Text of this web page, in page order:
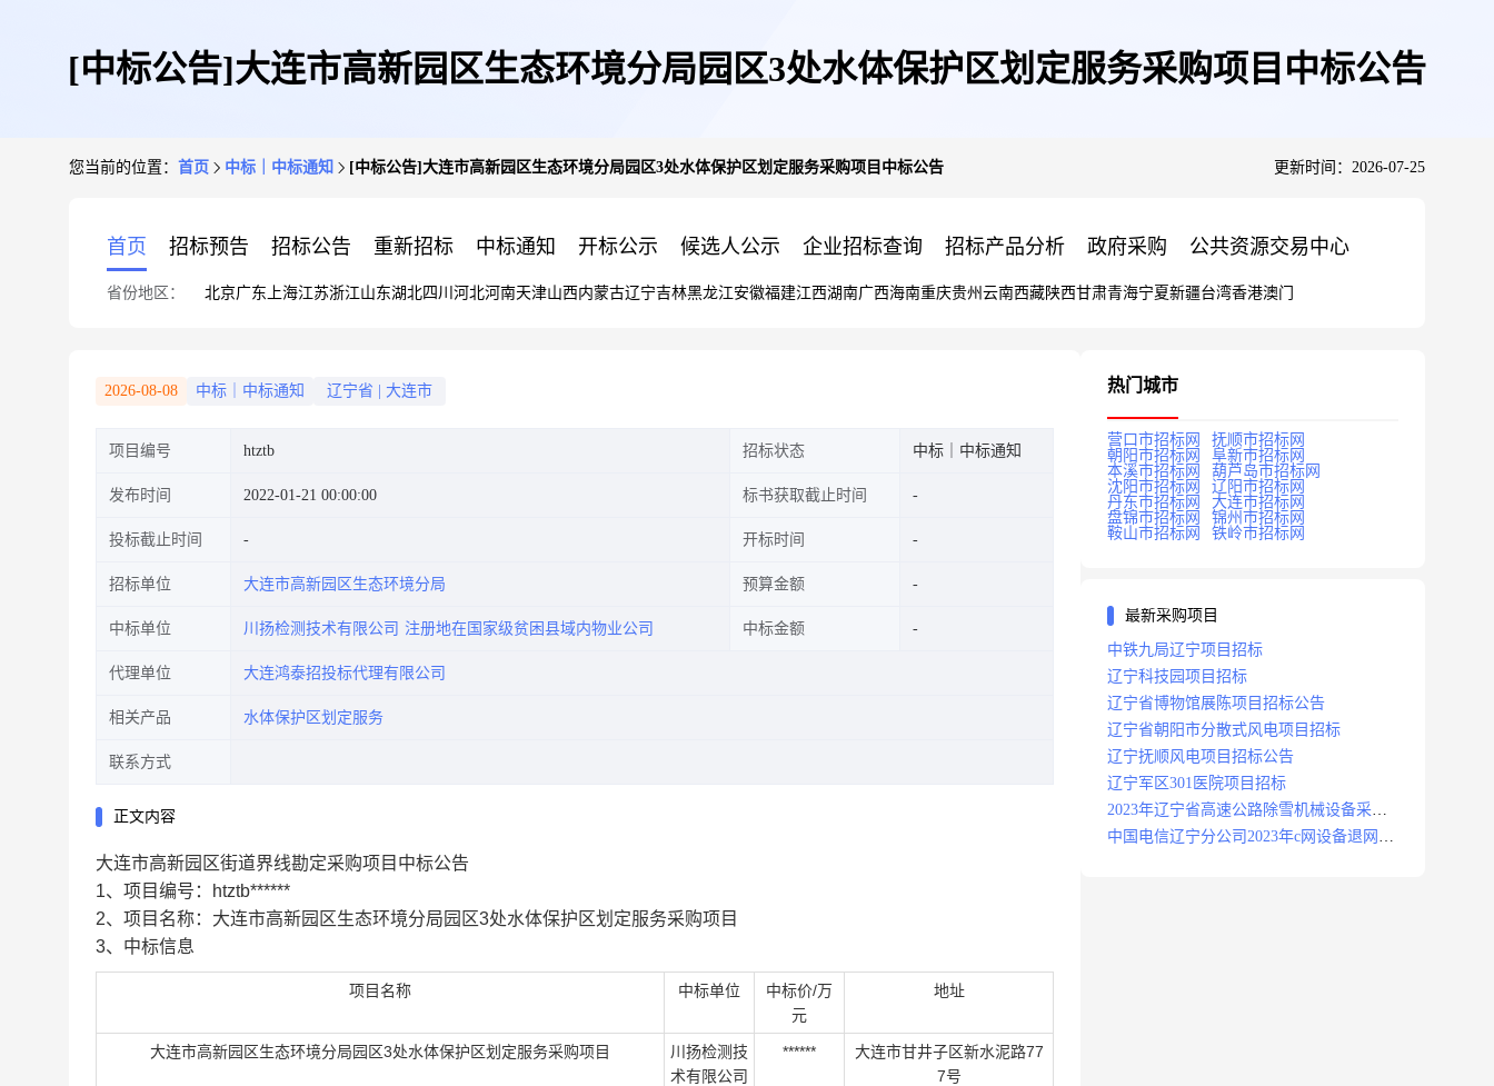
[中标公告]大连市高新园区生态环境分局园区3处水体保护区划定服务采购项目中标公告
您当前的位置： 首页 中标｜中标通知 [中标公告]大连市高新园区生态环境分局园区3处水体保护区划定服务采购项目中标公告 更新时间：2026-07-25
首页 招标预告 招标公告 重新招标 中标通知 开标公示 候选人公示 企业招标查询 招标产品分析 政府采购 公共资源交易中心
省份地区： 北京广东 上海江苏浙江山东湖北四川 河北河南天津山西内蒙古辽宁吉林黑龙江安徽福建江西湖南广西海南重庆贵州 云南西藏陕西甘肃青海宁夏新疆台湾香港澳门
2026-08-08 中标｜中标通知 辽宁省 大连市
项目编号 htztb 招标状态 中标｜中标通知
发布时间 2022-01-21 00:00:00 标书获取截止时间
投标截止时间 开标时间
招标单位 大连市高新园区生态环境分局 预算金额
中标单位 川扬检测技术有限公司 注册地在国家级贫困县域内物业公司 中标金额
代理单位 大连鸿泰招投标代理有限公司
相关产品 水体保护区划定服务
联系方式
正文内容
大连市高新园区街道界线勘定采购项目中标公告
1、项目编号：htztb******
2、项目名称：大连市高新园区生态环境分局园区3处水体保护区划定服务采购项目
3、中标信息
项目名称 中标单位
中标价/万
元
地址
大连市高新园区生态环境分局园区3处水体保护区划定服务采购项目
川扬检测技
术有限公司
******
大连市甘井子区新水泥路77
7号
热门城市
营口市招标网
抚顺市招标网
朝阳市招标网
阜新市招标网
本溪市招标网
葫芦岛市招标网
沈阳市招标网
辽阳市招标网
丹东市招标网
大连市招标网
盘锦市招标网
锦州市招标网
鞍山市招标网
铁岭市招标网
最新采购项目
中铁九局辽宁项目招标
辽宁科技园项目招标
辽宁省博物馆展陈项目招标公告
辽宁省朝阳市分散式风电项目招标
辽宁抚顺风电项目招标公告
辽宁军区301医院项目招标
2023年辽宁省高速公路除雪机械设备采购
项目招标招标公告
中国电信辽宁分公司2023年c网设备退网拆